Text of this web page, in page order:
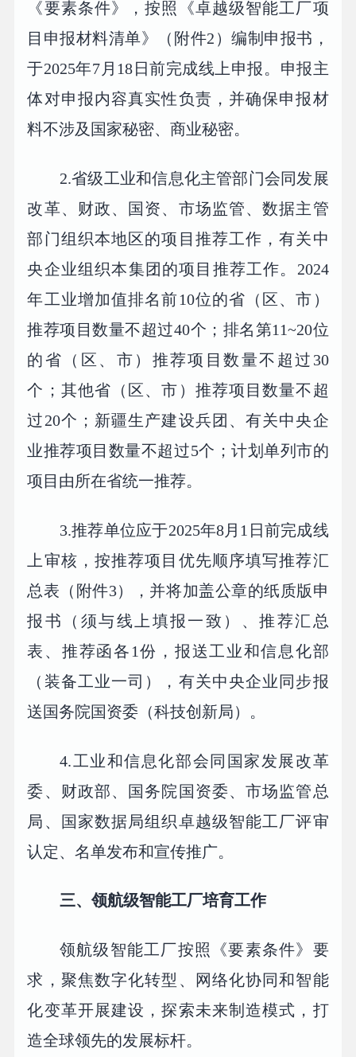
《要素条件》，按照《卓越级智能工厂项
目申报材料清单》（附件2）编制申报书，
于2025年7月18日前完成线上申报。申报主
体对申报内容真实性负责，并确保申报材
料不涉及国家秘密、商业秘密。
2.省级工业和信息化主管部门会同发展
改革、财政、国资、市场监管、数据主管
部门组织本地区的项目推荐工作，有关中
央企业组织本集团的项目推荐工作。2024
年工业增加值排名前10位的省（区、市）
推荐项目数量不超过40个；排名第11~20位
的省（区、市）推荐项目数量不超过30
个；其他省（区、市）推荐项目数量不超
过20个；新疆生产建设兵团、有关中央企
业推荐项目数量不超过5个；计划单列市的
项目由所在省统一推荐。
3.推荐单位应于2025年8月1日前完成线
上审核，按推荐项目优先顺序填写推荐汇
总表（附件3），并将加盖公章的纸质版申
报书（须与线上填报一致）、推荐汇总
表、推荐函各1份，报送工业和信息化部
（装备工业一司），有关中央企业同步报
送国务院国资委（科技创新局）。
4.工业和信息化部会同国家发展改革
委、财政部、国务院国资委、市场监管总
局、国家数据局组织卓越级智能工厂评审
认定、名单发布和宣传推广。
三、领航级智能工厂培育工作
领航级智能工厂按照《要素条件》要
求，聚焦数字化转型、网络化协同和智能
化变革开展建设，探索未来制造模式，打
造全球领先的发展标杆。